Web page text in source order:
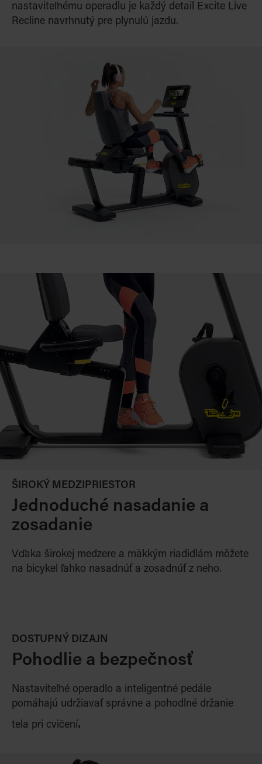
nastaviteľnému operadlu je každý detail Excite Live
Recline navrhnutý pre plynulú jazdu.
ŠIROKÝ MEDZIPRIESTOR
Jednoduché nasadanie a
zosadanie
Vďaka širokej medzere a mäkkým riadidlám môžete
na bicykel ľahko nasadnúť a zosadnúť z neho.
DOSTUPNÝ DIZAJN
Pohodlie a bezpečnosť
Nastaviteľné operadlo a inteligentné pedále
pomáhajú udržiavať správne a pohodlné držanie
tela pri cvičení.